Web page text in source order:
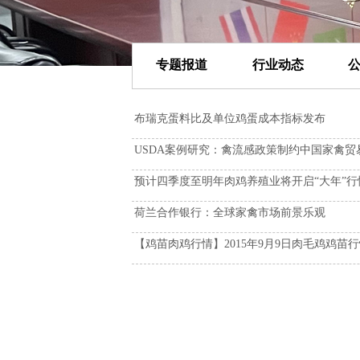
行业动态
专题报道
布瑞克蛋料比及单位鸡蛋成本指标发布
USDA案例研究：禽流感政策制约中国家禽贸
预计四季度至明年肉鸡养殖业将开启“大年”行
荷兰合作银行：全球家禽市场前景乐观
【鸡苗肉鸡行情】2015年9月9日肉毛鸡鸡苗